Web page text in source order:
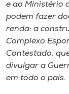
e ao Ministério
podem fazer
renda: a
Complexo
Contestado,
divulgar a
em todo o país.